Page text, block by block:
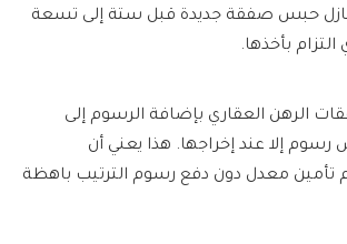
حبس صفقة جديدة قبل ستة إلى تسعة
بأخذها.
العقاري بإضافة الرسوم إلى
إلا عند إخراجها. هذا يعني أن
تأمين معدل دون دفع رسوم الترتيب باهظة